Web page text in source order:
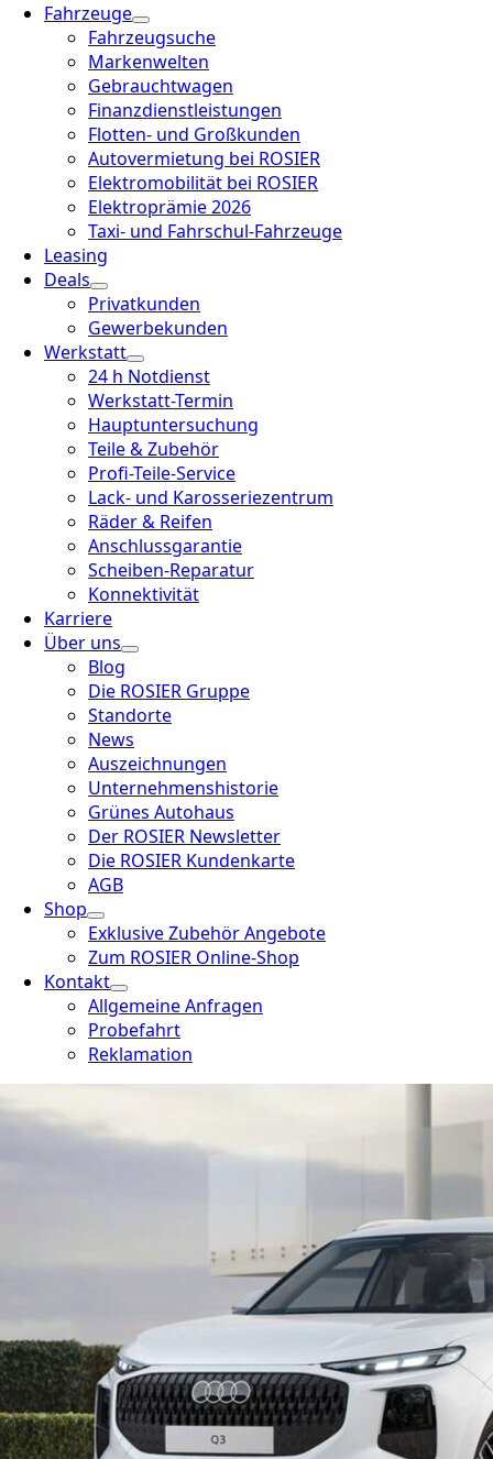
Fahrzeuge
Fahrzeugsuche
Markenwelten
Gebrauchtwagen
Finanzdienstleistungen
Flotten- und Großkunden
Autovermietung bei ROSIER
Elektromobilität bei ROSIER
Elektroprämie 2026
Taxi- und Fahrschul-Fahrzeuge
Leasing
Deals
Privatkunden
Gewerbekunden
Werkstatt
24 h Notdienst
Werkstatt-Termin
Hauptuntersuchung
Teile & Zubehör
Profi-Teile-Service
Lack- und Karosseriezentrum
Räder & Reifen
Anschlussgarantie
Scheiben-Reparatur
Konnektivität
Karriere
Über uns
Blog
Die ROSIER Gruppe
Standorte
News
Auszeichnungen
Unternehmenshistorie
Grünes Autohaus
Der ROSIER Newsletter
Die ROSIER Kundenkarte
AGB
Shop
Exklusive Zubehör Angebote
Zum ROSIER Online-Shop
Kontakt
Allgemeine Anfragen
Probefahrt
Reklamation